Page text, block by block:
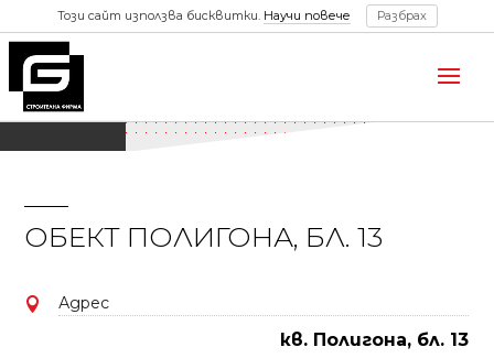
ОБЕКТ ПОЛИГОНА, БЛ. 13
 Адрес
кв. Полигона, бл. 13
Този сайт използва бисквитки. Научи повече Разбрах